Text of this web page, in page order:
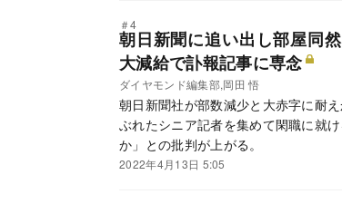
＃4
朝日新聞に追い出し部屋同
大減給で訃報記事に専念
ダイヤモンド編集部,岡田 悟
朝日新聞社が部数減少と大赤字に耐
ぶれたシニア記者を集めて閑職に就
か」との批判が上がる。
2022年4月13日 5:05